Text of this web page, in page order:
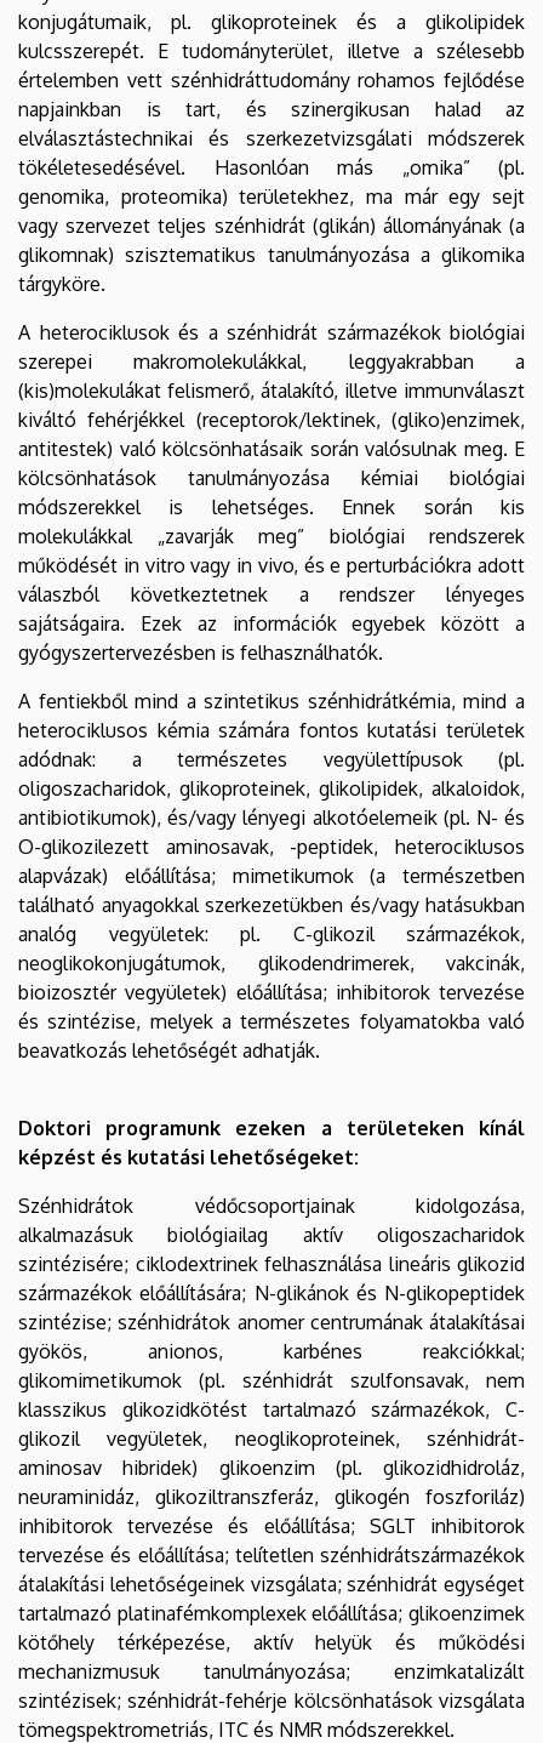
konjugátumaik, pl. glikoproteinek és a glikolipidek
kulcsszerepét. E tudományterület, illetve a szélesebb
értelemben vett szénhidráttudomány rohamos fejlődése
napjainkban is tart, és szinergikusan halad az
elválasztástechnikai és szerkezetvizsgálati módszerek
tökéletesedésével. Hasonlóan más „omika” (pl.
genomika, proteomika) területekhez, ma már egy sejt
vagy szervezet teljes szénhidrát (glikán) állományának (a
glikomnak) szisztematikus tanulmányozása a glikomika
tárgyköre.
A heterociklusok és a szénhidrát származékok biológiai
szerepei makromolekulákkal, leggyakrabban a
(kis)molekulákat felismerő, átalakító, illetve immunválaszt
kiváltó fehérjékkel (receptorok/lektinek, (gliko)enzimek,
antitestek) való kölcsönhatásaik során valósulnak meg. E
kölcsönhatások tanulmányozása kémiai biológiai
módszerekkel is lehetséges. Ennek során kis
molekulákkal „zavarják meg” biológiai rendszerek
működését in vitro vagy in vivo, és e perturbációkra adott
válaszból következtetnek a rendszer lényeges
sajátságaira. Ezek az információk egyebek között a
gyógyszertervezésben is felhasználhatók.
A fentiekből mind a szintetikus szénhidrátkémia, mind a
heterociklusos kémia számára fontos kutatási területek
adódnak: a természetes vegyülettípusok (pl.
oligoszacharidok, glikoproteinek, glikolipidek, alkaloidok,
antibiotikumok), és/vagy lényegi alkotóelemeik (pl. N- és
O-glikozilezett aminosavak, -peptidek, heterociklusos
alapvázak) előállítása; mimetikumok (a természetben
található anyagokkal szerkezetükben és/vagy hatásukban
analóg vegyületek: pl. C-glikozil származékok,
neoglikokonjugátumok, glikodendrimerek, vakcinák,
bioizosztér vegyületek) előállítása; inhibitorok tervezése
és szintézise, melyek a természetes folyamatokba való
beavatkozás lehetőségét adhatják.
Doktori programunk ezeken a területeken kínál
képzést és kutatási lehetőségeket:
Szénhidrátok védőcsoportjainak kidolgozása,
alkalmazásuk biológiailag aktív oligoszacharidok
szintézisére; ciklodextrinek felhasználása lineáris glikozid
származékok előállítására; N-glikánok és N-glikopeptidek
szintézise; szénhidrátok anomer centrumának átalakításai
gyökös, anionos, karbénes reakciókkal;
glikomimetikumok (pl. szénhidrát szulfonsavak, nem
klasszikus glikozidkötést tartalmazó származékok, C-
glikozil vegyületek, neoglikoproteinek, szénhidrát-
aminosav hibridek) glikoenzim (pl. glikozidhidroláz,
neuraminidáz, glikoziltranszferáz, glikogén foszforiláz)
inhibitorok tervezése és előállítása; SGLT inhibitorok
tervezése és előállítása; telítetlen szénhidrátszármazékok
átalakítási lehetőségeinek vizsgálata; szénhidrát egységet
tartalmazó platinafémkomplexek előállítása; glikoenzimek
kötőhely térképezése, aktív helyük és működési
mechanizmusuk tanulmányozása; enzimkatalizált
szintézisek; szénhidrát-fehérje kölcsönhatások vizsgálata
tömegspektrometriás, ITC és NMR módszerekkel.